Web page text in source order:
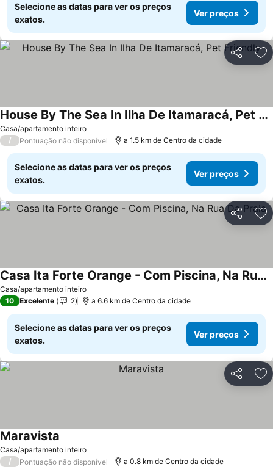
Selecione as datas para ver os preços
exatos.
Ver preços
Partilhar
Casa/apartamento inteiro
House By The Sea In Ilha De Itamaracá, Pet Friendly
Ver preços
/ Pontuação não disponível a 1.5 km de Centro da cidade
Selecione as datas para ver os preços
exatos.
Ver preços
Partilhar
Casa/apartamento inteiro
Casa Ita Forte Orange - Com Piscina, Na Rua Da Praia
Ver preços
10 Excelente 2 a 6.6 km de Centro da cidade
Selecione as datas para ver os preços
exatos.
Ver preços
Partilhar
Casa/apartamento inteiro
Maravista
/ Pontuação não disponível a 0.8 km de Centro da cidade